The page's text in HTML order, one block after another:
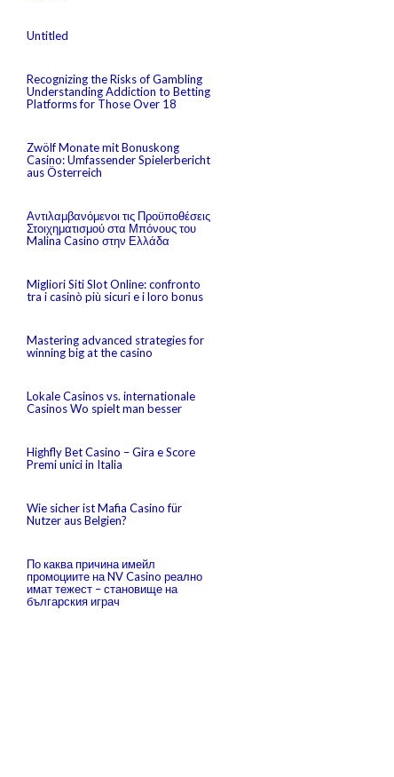
Untitled
Recognizing the Risks of Gambling
Understanding Addiction to Betting
Platforms for Those Over 18
Zwölf Monate mit Bonuskong
Casino: Umfassender Spielerbericht
aus Österreich
Αντιλαμβανόμενοι τις Προϋποθέσεις
Στοιχηματισμού στα Μπόνους του
Malina Casino στην Ελλάδα
Migliori Siti Slot Online: confronto
tra i casinò più sicuri e i loro bonus
Mastering advanced strategies for
winning big at the casino
Lokale Casinos vs. internationale
Casinos Wo spielt man besser
Highfly Bet Casino – Gira e Score
Premi unici in Italia
Wie sicher ist Mafia Casino für
Nutzer aus Belgien?
По каква причина имейл
промоциите на NV Casino реално
имат тежест – становище на
българския играч